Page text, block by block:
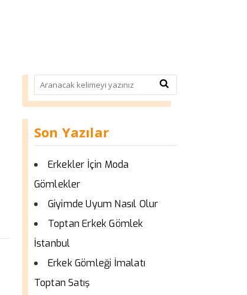
Son Yazılar
Erkekler İçin Moda
Gömlekler
Giyimde Uyum Nasıl Olur
Toptan Erkek Gömlek
İstanbul
Erkek Gömleği İmalatı
Toptan Satış